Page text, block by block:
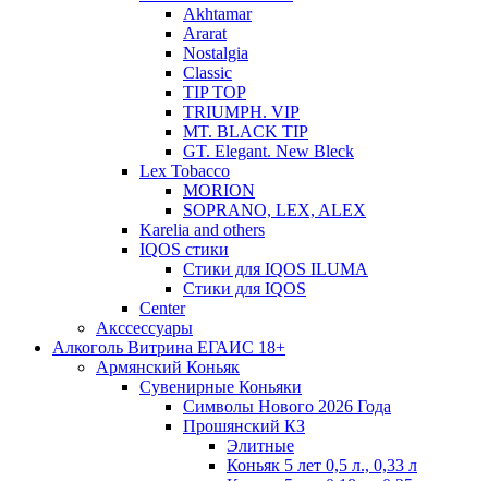
Akhtamar
Ararat
Nostalgia
Classic
TIP TOP
TRIUMPH. VIP
MT. BLACK TIP
GT. Elegant. New Bleck
Lex Tobacco
MORION
SOPRANO, LEX, ALEX
Karelia and others
IQOS стики
Стики для IQOS ILUMA
Стики для IQOS
Сenter
Акссессуары
Алкоголь Витрина ЕГАИС 18+
Армянский Коньяк
Сувенирные Коньяки
Символы Нового 2026 Года
Прошянский КЗ
Элитные
Коньяк 5 лет 0,5 л., 0,33 л